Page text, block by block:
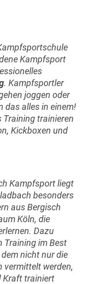
Kampfsport
. Kampfsportler
joggen oder
das alles in einem!
Training trainieren
Kickboxen und
Kampfsport liegt
besonders
aus Bergisch
Köln, die
Dazu
Training im Best
nicht nur die
vermittelt werden,
Kraft trainiert